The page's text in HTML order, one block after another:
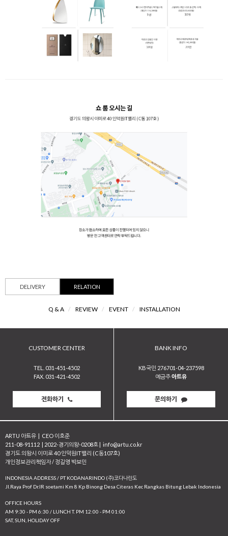
DELIVERY RELATION
Q & A / REVIEW / EVENT / INSTALLATION
CUSTOMER CENTER
TEL. 031-451-4502
FAX. 031-421-4502
전화하기
BANK INFO
KB국민 276701-04-237598
예금주아트유
문의하기
ARTU 아트유
CEO 이호준
211-08-91112
2022-경기의왕-0208호
info@artu.co.kr
경기도 의왕시 이미로 40 인덕원IT밸리 (C동107호)
개인정보관리책임자 / 정길영 박보민
INDONESIA ADDRESS / PT KODANARINDO (주)코다나린도
JI.Raya Prof Dr.IR soetami Km 8 Kp Binong Desa Citeras Kec Rangkas Bitung Lebak Indonesia
OFFICE HOURS
AM 9:30 - PM 6:30 / LUNCH T. PM 12:00 - PM 01:00
SAT, SUN, HOLIDAY OFF